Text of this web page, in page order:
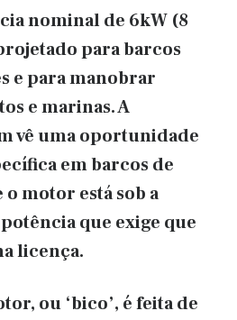
nominal de 6kW (8
para barcos
e para manobrar
e marinas. A
vê uma oportunidade
em barcos de
motor está sob a
que exige que
licença.
ou ‘bico’, é feita de